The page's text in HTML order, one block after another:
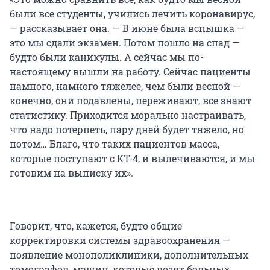
были все студенты, учились лечить коронавирус,
— рассказывает она. — В июне была вспышка —
это мы сдали экзамен. Потом пошло на спад —
будто были каникулы. А сейчас мы по-
настоящему вышли на работу. Сейчас пациенты
намного, намного тяжелее, чем были весной —
конечно, они подавлены, переживают, все знают
статистику. Приходится морально настраивать,
что надо потерпеть, пару дней будет тяжело, но
потом… Благо, что таких пациентов масса,
которые поступают с КТ-4, и вылечиваются, и мы
готовим на выписку их».
Говорит, что, кажется, будто общие
корректировки системы здравоохранения —
появление монополиклиники, дополнительных